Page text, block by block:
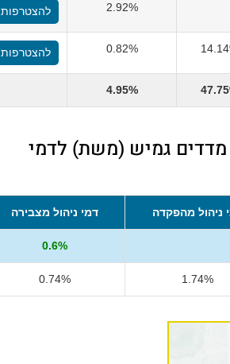
2.92% להצטרפות
0.82% להצטרפות
4.95%
מדדים גמיש (משת) לדמי
ניהול מהפקדה דמי ניהול מצבירה
0.6%
1.74%
0.74%